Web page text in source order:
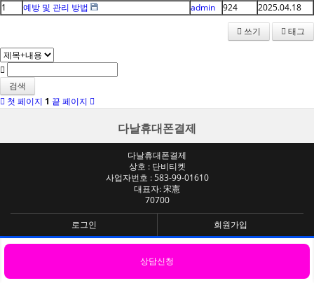
1
예방 및 관리 방법 admin 924
2025.04.18
쓰기
태그
검색
첫 페이지 1 끝 페이지
다날휴대폰결제
다날휴대폰결제
상호 : 단비티켓
사업자번호 : 583-99-01610
대표자: 宋憲
70700
로그인 회원가입
상담신청